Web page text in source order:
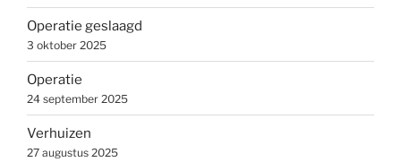
Operatie geslaagd
3 oktober 2025
Operatie
24 september 2025
Verhuizen
27 augustus 2025